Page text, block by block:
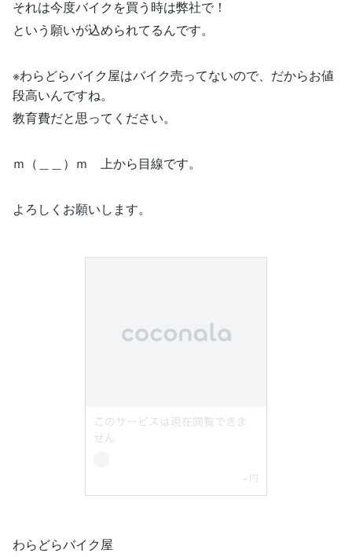
それは今度バイクを買う時は弊社で！
という願いが込められてるんです。
※わらどらバイク屋はバイク売ってないので、だからお値
段高いんですね。
教育費だと思ってください。
ｍ（＿＿）ｍ 上から目線です。
よろしくお願いします。
わらどらバイク屋